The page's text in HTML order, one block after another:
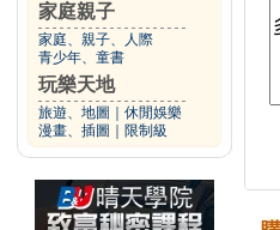
家庭親子
家庭、親子、人際
青少年、童書
玩樂天地
旅遊、地圖
休閒娛樂
漫畫、插圖
限制級